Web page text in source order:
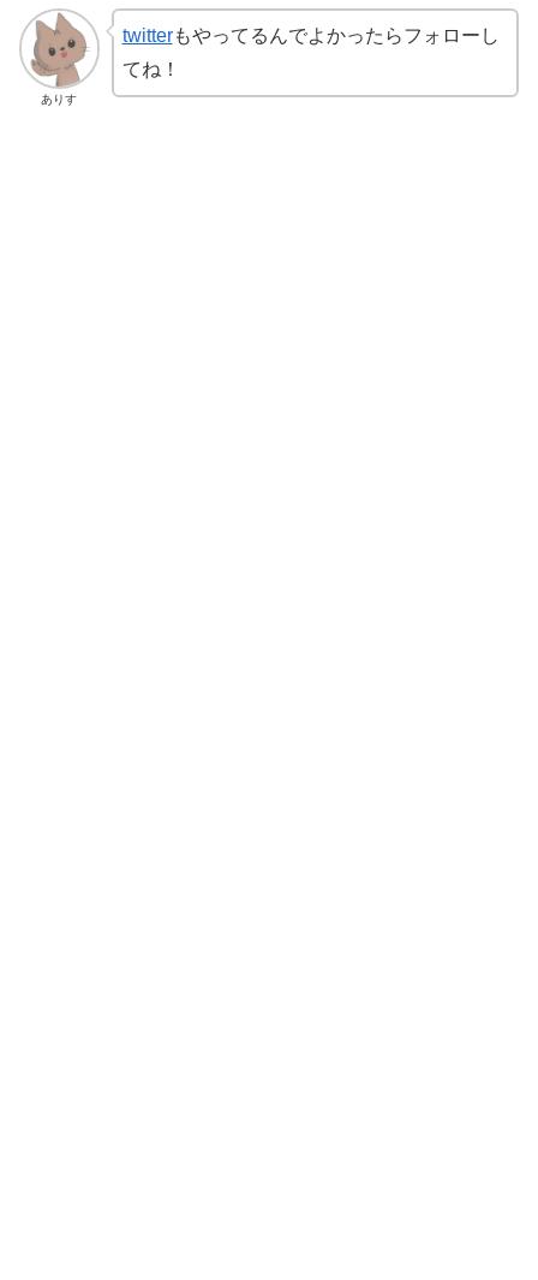
ありす
twitterもやってるんでよかったらフォローし
てね！